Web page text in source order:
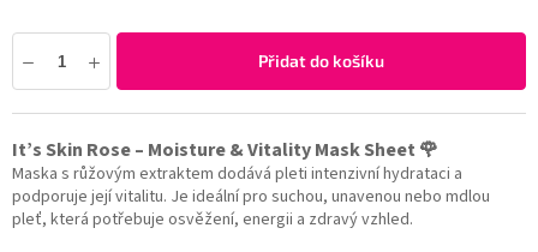
Přidat do košíku
It’s Skin Rose – Moisture & Vitality Mask Sheet 🌹
Maska s růžovým extraktem dodává pleti intenzivní hydrataci a
podporuje její vitalitu. Je ideální pro suchou, unavenou nebo mdlou
pleť, která potřebuje osvěžení, energii a zdravý vzhled.